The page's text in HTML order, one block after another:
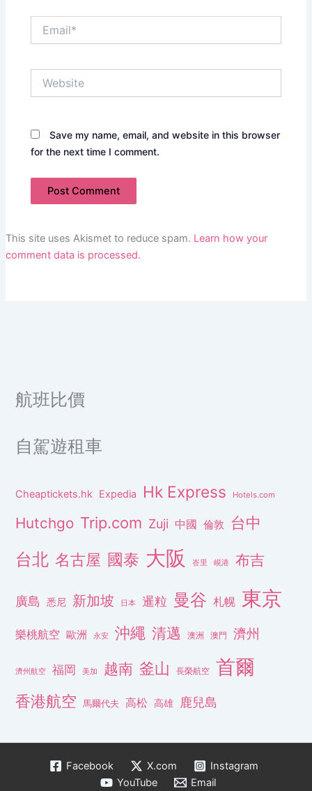
Save my name, email, and website in this browser
for the next time I comment.
This site uses Akismet to reduce spam. Learn how your
comment data is processed.
航班比價
自駕遊租車
Cheaptickets.hk Expedia Hk Express Hotels.com
Hutchgo Trip.com Zuji 中國 倫敦 台中
台北 名古屋 國泰 大阪 峇里 峴港 布吉
廣島 悉尼 新加坡 日本 暹粒 曼谷 札幌 東京
樂桃航空 歐洲 永安 沖繩 清邁 澳洲 澳門 濟州
濟州航空 福岡 美加 越南 釜山 長榮航空 首爾
香港航空 馬爾代夫 高松 高雄 鹿兒島
Facebook X.com
Instagram
YouTube
Email